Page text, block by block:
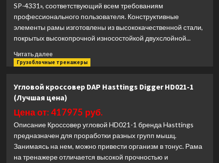
Matrix
Fitness
PL15
(Лучшая
цена)
SP-4331», соответствующий всем требованиям
профессионального пользователя. Конструктивные
элементы рамы изготовлены из высококачественной стали,
покрытых высокопрочной износостойкой двухслойной...
Читать далееПрочитать
больше
флай
/
задняя
дельта
Spirit
Fitness
SP-
4331
Грузоблочные тренажеры
Угловой кроссовер DAP Hasttings Digger HD021-1
(Лучшая цена)
Цена от: 417975 руб.
Описание Кроссовер угловой HD021-1 бренда Hasttings
предназначен для проработки разных групп мышц.
Занимаясь на нем, можно привести организм в тонус. Рама
на тренажере отличается высокой прочностью и